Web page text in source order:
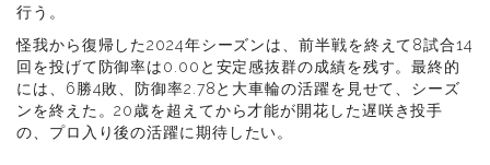
行う。
怪我から復帰した2024年シーズンは、前半戦を終えて8試合14
回を投げて防御率は0.00と安定感抜群の成績を残す。最終的
には、6勝4敗、防御率2.78と大車輪の活躍を見せて、シーズ
ンを終えた。20歳を超えてから才能が開花した遅咲き投手
の、プロ入り後の活躍に期待したい。